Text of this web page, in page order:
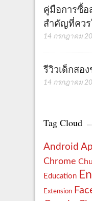
คู่มือการซื้อ
สำคัญที่คว
14 กรกฎาคม
รีวิวเด็กสอ
14 กรกฎาคม
Tag Cloud
Android
Chrome
Education
Extension